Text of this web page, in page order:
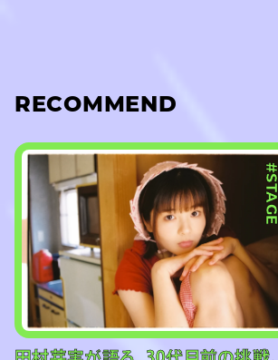
RECOMMEND
#STAGE